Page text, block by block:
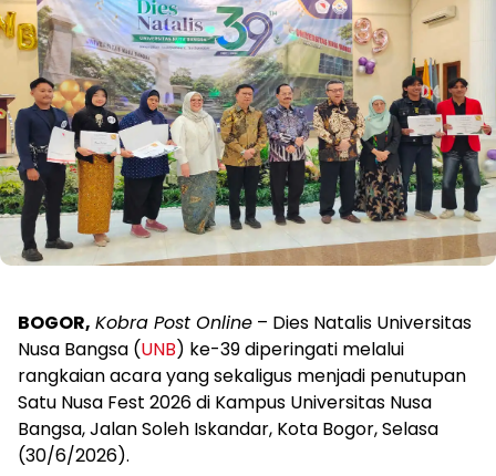
BOGOR, Kobra Post Online – Dies Natalis Universitas
Nusa Bangsa (UNB) ke-39 diperingati melalui
rangkaian acara yang sekaligus menjadi penutupan
Satu Nusa Fest 2026 di Kampus Universitas Nusa
Bangsa, Jalan Soleh Iskandar, Kota Bogor, Selasa
(30/6/2026).